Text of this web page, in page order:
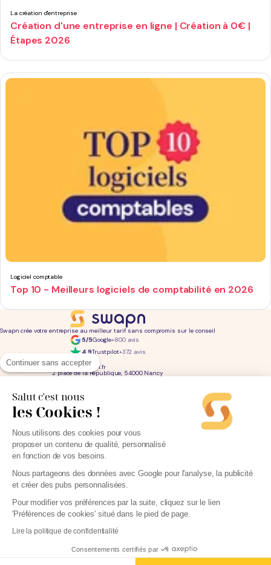
Continuer sans accepter
Salut c'est nous
les Cookies !
Nous utilisons des cookies pour vous
proposer un contenu de qualité, personnalisé
en fonction de vos besoins.
Nous partageons des données avec Google pour l'analyse, la publicité
et créer des pubs personnalisées.
Pour modifier vos préférences par la suite, cliquez sur le lien
'Préférences de cookies' situé dans le pied de page.
Lire la politique de confidentialité
Consentements certifiés par
Créer mon entreprise - 0€
La création d'entreprise
Création d'une entreprise en ligne | Création à 0€ |
Étapes 2026
Logiciel comptable
Top 10 - Meilleurs logiciels de comptabilité en 2026
Swapn crée votre entreprise au meilleur tarif sans compromis sur le conseil
5/5Google+800 avis
4,9Trustpilot+372 avis
01 76 31 04 86
bonjour@swapn.fr
2 place de la République, 54000 Nancy
Services
Création d'entreprise
Comptabilité pas cher
Offres de comptabilité par métier
Offres de comptabilité par ville
Devis comptable gratuit
Liens utiles
Découvrez Swapn
Avis clients
Devenir partenaire
Engagements éthiques
La news' des entrepreneurs
pour en savoir plus.
Parrainage